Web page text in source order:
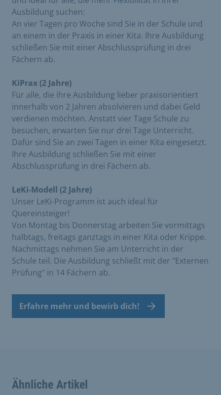
Ausbildung suchen:
An vier Tagen pro Woche sind Sie in der Schule und
an einem in der Praxis in einer Kita. Ihre Ausbildung
schließen Sie mit einer Abschlussprüfung in drei
Fächern ab.
KiPrax (2 Jahre)
Für alle, die ihre Ausbildung lieber praxisorientiert
innerhalb von 2 Jahren absolvieren und dabei Geld
verdienen möchten. Anstatt vier Tage Schule zu
besuchen, erwarten Sie nur drei Tage Unterricht.
Dafür sind Sie an zwei Tagen in einer Kita eingesetzt.
Ihre Ausbildung schließen Sie mit einer
Abschlussprüfung in drei Fächern ab.
LeKi-Modell (2 Jahre)
Unser LeKi-Programm ist auch ideal für
Quereinsteiger!
Von Montag bis Donnerstag arbeiten Sie vormittags
halbtags, freitags ganztags in einer Kita oder Krippe.
Nachmittags nehmen Sie am Unterricht in der
Schule teil. Die Ausbildung schließt mit der "Externen
Prüfung" in 14 Fächern ab.
Erfahre mehr und bewirb dich!
Ähnliche Artikel